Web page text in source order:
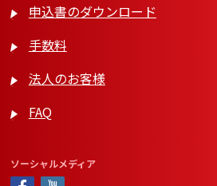
申込書のダウンロード
手数料
法人のお客様
FAQ
ソーシャルメディア